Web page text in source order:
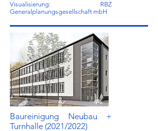
Visualisierung: RBZ
Generalplanungsgesellschaft mbH
Baureinigung Neubau +
Turnhalle (2021/2022)